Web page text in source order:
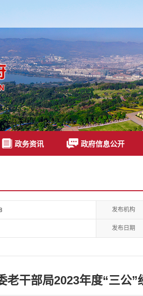
政务资讯 政府信息公开
发布机构
发布日期
老干部局2023年度“三公”